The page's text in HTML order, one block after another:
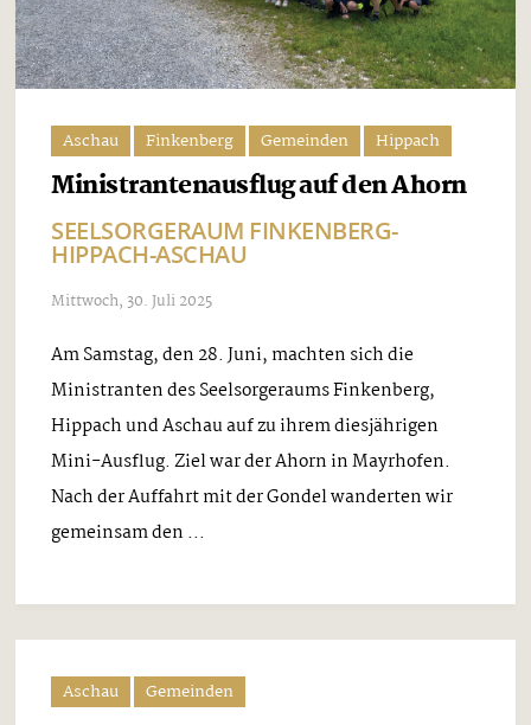
Aschau Finkenberg Gemeinden Hippach
Ministrantenausflug auf den Ahorn
SEELSORGERAUM FINKENBERG-
HIPPACH-ASCHAU
Mittwoch, 30. Juli 2025
Am Samstag, den 28. Juni, machten sich die
Ministranten des Seelsorgeraums Finkenberg,
Hippach und Aschau auf zu ihrem diesjährigen
Mini-Ausflug. Ziel war der Ahorn in Mayrhofen.
Nach der Auffahrt mit der Gondel wanderten wir
gemeinsam den ...
Aschau Gemeinden